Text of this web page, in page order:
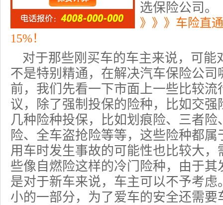
选保险公司。
》》》车险直
15%！
对于那些刚买车的车主来说，可能
不是特别精通，在解决汽车保险公
前，我们先看一下市面上一些比较
议，除了强制投保的险种，比如交
几种险种投保，比如划痕险、三者险
险、全车盗抢险等等，这些险种都
用车时发生事故的可能性也比较大
些像自燃险这样的冷门险种，由于
是对于新车来说，车主可以不予考
小的一部分，为了爱车的安全还需